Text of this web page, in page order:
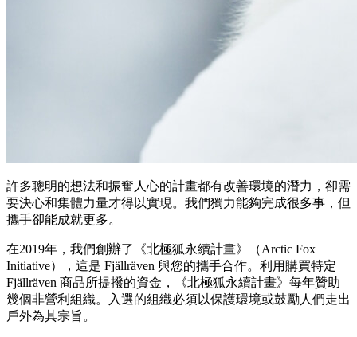
許多聰明的想法和振奮人心的計畫都有改善環境的潛力，卻需
要決心和集體力量才得以實現。我們獨力能夠完成很多事，但
攜手卻能成就更多。
在2019年，我們創辦了《北極狐永續計畫》（Arctic Fox
Initiative），這是 Fjällräven 與您的攜手合作。利用購買特定
Fjällräven 商品所提撥的資金，《北極狐永續計畫》每年贊助
幾個非營利組織。入選的組織必須以保護環境或鼓勵人們走出
戶外為其宗旨。